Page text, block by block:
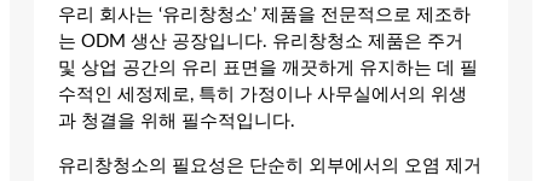
우리 회사는 ‘유리창청소’ 제품을 전문적으로 제조하
는 ODM 생산 공장입니다. 유리창청소 제품은 주거
및 상업 공간의 유리 표면을 깨끗하게 유지하는 데 필
수적인 세정제로, 특히 가정이나 사무실에서의 위생
과 청결을 위해 필수적입니다.
유리창청소의 필요성은 단순히 외부에서의 오염 제거